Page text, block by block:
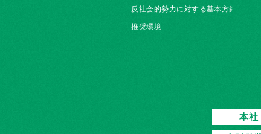
反社会的勢力に対する基本方針
推奨環境
本社